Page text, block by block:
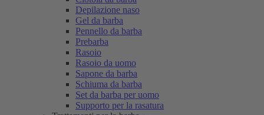
Depilazione naso
Gel da barba
Pennello da barba
Prebarba
Rasoio
Rasoio da uomo
Sapone da barba
Schiuma da barba
Set da barba per uomo
Supporto per la rasatura